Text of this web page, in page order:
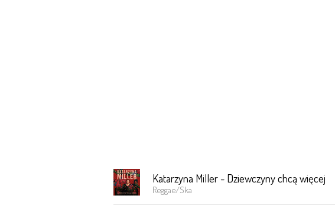
Katarzyna Miller - Dziewczyny chcą więcej
Reggae/Ska